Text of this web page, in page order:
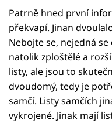
Patrně hned první
překvapí. Jinan
Nebojte se, nejedná
natolik zploštělé a
listy, ale jsou to
dvoudomý, tedy je
samčí. Listy samčích
vykrojené. Jinak mají